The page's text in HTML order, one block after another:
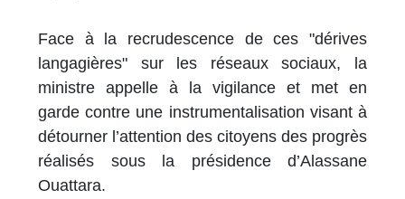
Face à la recrudescence de ces "dérives
langagières" sur les réseaux sociaux, la
ministre appelle à la vigilance et met en
garde contre une instrumentalisation visant à
détourner l’attention des citoyens des progrès
réalisés sous la présidence d’Alassane
Ouattara.